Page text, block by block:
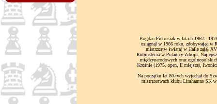
Bogdan Pietrusiak w latach 1962 -
osiągnął w 1966 roku, zdobywając w
mistrzostw świata) w Halle zajął
Rubinsteina w Polanicy-Zdroju.
międzynarodowych oraz
Krośnie (1975, open, II miejsce),
Na początku lat 80-tych wyjechał do
mistrzostwach klubu Limhamns SK